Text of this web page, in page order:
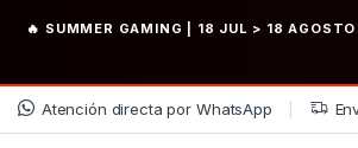
🔥 SUMMER GAMING | 18 JUL > 18
Saltar a la navegación
Saltar al contenido
Atención directa por WhatsApp